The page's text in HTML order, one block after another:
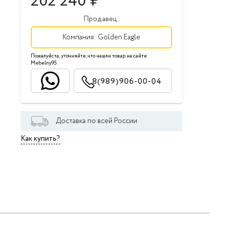
Продавец:
Компания: Golden Eagle
Пожалуйста, уточняйте, что нашли товар на сайте
Mebelny95
8(989)906-00-04
Доставка по всей России
Как купить?